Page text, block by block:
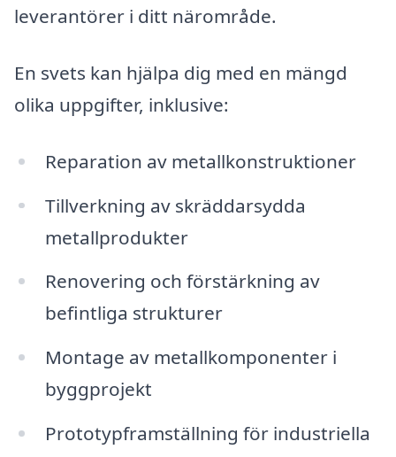
leverantörer i ditt närområde.
En svets kan hjälpa dig med en mängd
olika uppgifter, inklusive:
Reparation av metallkonstruktioner
Tillverkning av skräddarsydda
metallprodukter
Renovering och förstärkning av
befintliga strukturer
Montage av metallkomponenter i
byggprojekt
Prototypframställning för industriella